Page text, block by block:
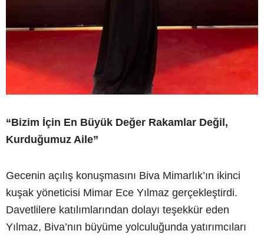
“Bizim İçin En Büyük Değer Rakamlar Değil,
Kurduğumuz Aile”
Gecenin açılış konuşmasını Biva Mimarlık’ın ikinci
kuşak yöneticisi Mimar Ece Yılmaz gerçekleştirdi.
Davetlilere katılımlarından dolayı teşekkür eden
Yılmaz, Biva’nın büyüme yolculuğunda yatırımcıları